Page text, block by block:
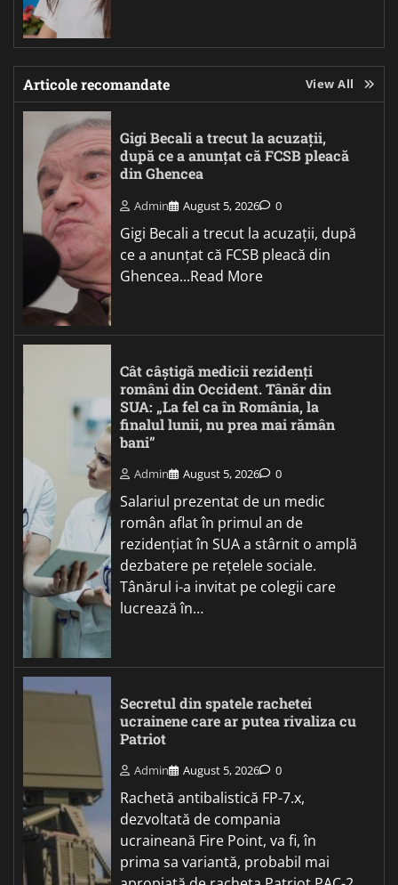
Articole recomandate View All
Gigi Becali a trecut la acuzații,
după ce a anunțat că FCSB pleacă
din Ghencea
Admin August 5, 2026 0
Gigi Becali a trecut la acuzații, după
ce a anunțat că FCSB pleacă din
Ghencea...Read More
Cât câștigă medicii rezidenți
români din Occident. Tânăr din
SUA: „La fel ca în România, la
finalul lunii, nu prea mai rămân
bani”
Admin August 5, 2026 0
Salariul prezentat de un medic
român aflat în primul an de
rezidențiat în SUA a stârnit o amplă
dezbatere pe rețelele sociale.
Tânărul i-a invitat pe colegii care
lucrează în…
Secretul din spatele rachetei
ucrainene care ar putea rivaliza cu
Patriot
Admin August 5, 2026 0
Rachetă antibalistică FP-7.x,
dezvoltată de compania
ucraineană Fire Point, va fi, în
prima sa variantă, probabil mai